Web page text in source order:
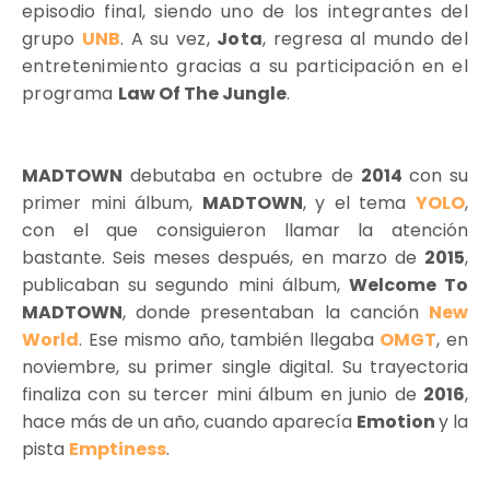
episodio final, siendo uno de los integrantes del
grupo UNB. A su vez, Jota, regresa al mundo del
entretenimiento gracias a su participación en el
programa Law Of The Jungle.
MADTOWN debutaba en octubre de 2014 con su
primer mini álbum, MADTOWN, y el temaYOLO,
con el que consiguieron llamar la atención
bastante. Seis meses después, en marzo de 2015,
publicaban su segundo mini álbum, Welcome To
MADTOWN, donde presentaban la canción New
World. Ese mismo año, también llegaba OMGT, en
noviembre, su primer single digital. Su trayectoria
finaliza con su tercer mini álbum en junio de 2016,
hace más de un año, cuando aparecía Emotiony la
pista Emptiness.